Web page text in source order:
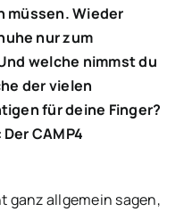
müssen. Wieder
nur zum
welche nimmst du
der vielen
für deine Finger?
CAMP4
ganz allgemein sagen,